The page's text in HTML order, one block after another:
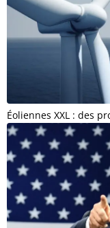
Éoliennes XXL : des